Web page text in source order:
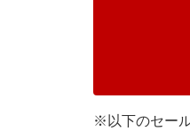
※以下のセー